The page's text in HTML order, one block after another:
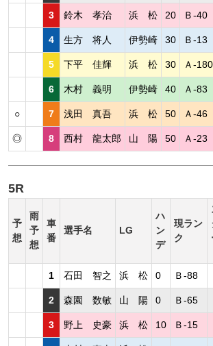
3 鈴木 孝治 浜 松 20 Ｂ-40
4 生方 将人 伊勢崎 30 Ｂ-13
5 下平 佳輝 浜 松 30 Ａ-180
6 木村 義明 伊勢崎 40 Ａ-83
○ 7 浅田 真吾 浜 松 50 Ａ-46
◎ 8 西村 龍太郎 山 陽 50 Ａ-23
5R
予
想
雨
予
想
車
番
選手名 LG
ハ
ン
デ
現ラン
ク
1 石田 智之 浜 松 0 Ｂ-88
2 森園 数敏 山 陽 0 Ｂ-65
3 野上 史豪 浜 松 10 Ｂ-15